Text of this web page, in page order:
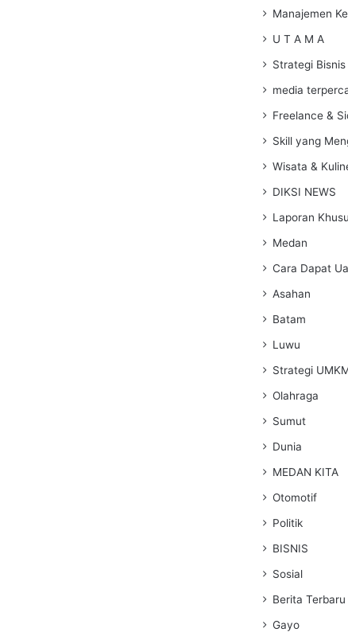
Manajemen
U T A M A
Strategi Bisnis
media
Freelance &
Skill yang
Wisata &
DIKSI NEWS
Laporan
Medan
Cara Dapat
Asahan
Batam
Luwu
Strategi
Olahraga
Sumut
Dunia
MEDAN KITA
Otomotif
Politik
BISNIS
Sosial
Berita Terbaru
Gayo